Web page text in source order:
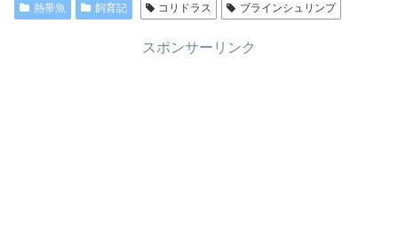
熱帯魚 飼育記 コリドラス ブラインシュリンプ
スポンサーリンク